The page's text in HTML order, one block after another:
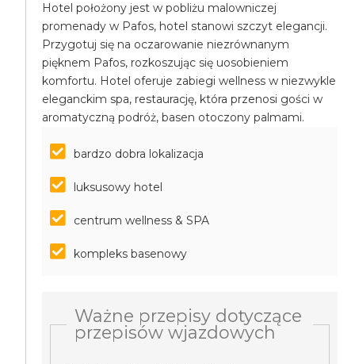
Hotel położony jest w pobliżu malowniczej
promenady w Pafos, hotel stanowi szczyt elegancji.
Przygotuj się na oczarowanie niezrównanym
pięknem Pafos, rozkoszując się uosobieniem
komfortu. Hotel oferuje zabiegi wellness w niezwykle
eleganckim spa, restaurację, która przenosi gości w
aromatyczną podróż, basen otoczony palmami.
bardzo dobra lokalizacja
luksusowy hotel
centrum wellness & SPA
kompleks basenowy
Ważne przepisy dotyczące
przepisów wjazdowych